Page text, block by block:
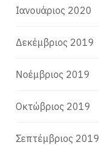
Ιανουάριος 2020
Δεκέμβριος 2019
Νοέμβριος 2019
Οκτώβριος 2019
Σεπτέμβριος 2019